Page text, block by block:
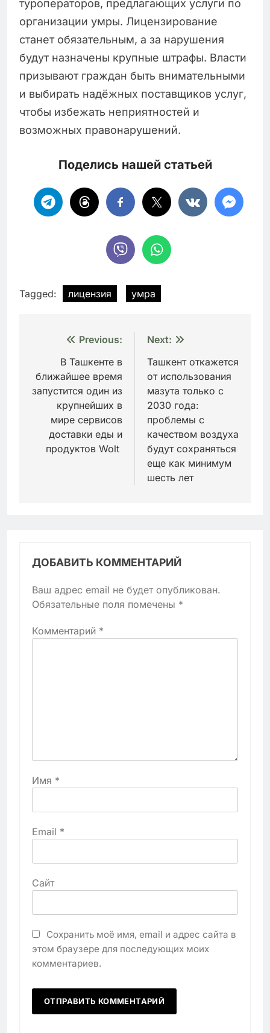
туроператоров, предлагающих услуги по
организации умры. Лицензирование
станет обязательным, а за нарушения
будут назначены крупные штрафы. Власти
призывают граждан быть внимательными
и выбирать надёжных поставщиков услуг,
чтобы избежать неприятностей и
возможных правонарушений.
Поделись нашей статьей
Tagged: лицензия умра
Навигация
записям
Previous:
В Ташкенте в
ближайшее время
запустится один из
крупнейших в
мире сервисов
доставки еды и
продуктов Wolt
Next:
Ташкент откажется
от использования
мазута только с
2030 года:
проблемы с
качеством воздуха
будут сохраняться
еще как минимум
шесть лет
ДОБАВИТЬ КОММЕНТАРИЙ
Ваш адрес email не будет опубликован.
Обязательные поля помечены *
Комментарий *
Имя *
Email *
Сайт
Сохранить моё имя, email и адрес сайта в
этом браузере для последующих моих
комментариев.